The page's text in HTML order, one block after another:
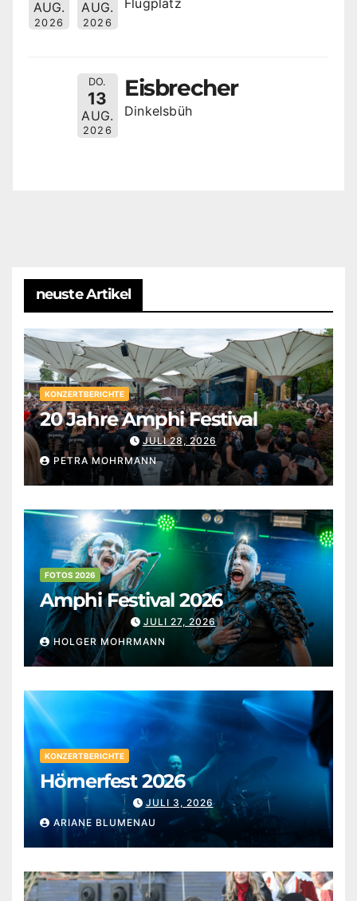
AUG.
2026
AUG.
2026
DO.
13
AUG.
2026
Eisbrecher
Dinkelsbüh
neuste Artikel
KONZERTBERICHTE
20 Jahre Amphi Festival
JULI 28, 2026
PETRA MOHRMANN
FOTOS 2026
Amphi Festival 2026
JULI 27, 2026
HOLGER MOHRMANN
KONZERTBERICHTE
Hörnerfest 2026
JULI 3, 2026
ARIANE BLUMENAU